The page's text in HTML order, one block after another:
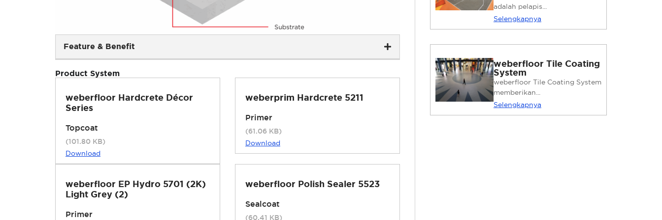
Feature & Benefit
Product System
weberfloor Hardcrete Décor
Series
Topcoat
(101.80 KB)
Download
weberprim Hardcrete 5211
Primer
(61.06 KB)
Download
weberfloor EP Hydro 5701 (2K)
Light Grey (2)
Primer
weberfloor Polish Sealer 5523
Sealcoat
(60.41 KB)
adalah pelapis...
Selengkapnya
weberfloor Tile Coating
System
weberfloor Tile Coating System
memberikan...
Selengkapnya